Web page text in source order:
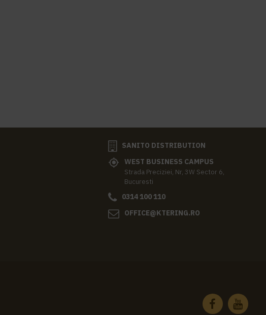
SANITO DISTRIBUTION
WEST BUSINESS CAMPUS
Strada Preciziei, Nr, 3W Sector 6,
Bucuresti
0314 100 110
OFFICE@KTERING.RO